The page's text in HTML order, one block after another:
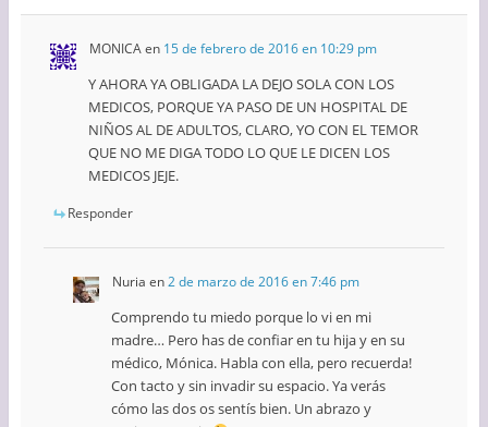
MONICAen 15 de febrero de 2016 en 10:29 pm
Y AHORA YA OBLIGADA LA DEJO SOLA CON LOS
MEDICOS, PORQUE YA PASO DE UN HOSPITAL DE
NIÑOS AL DE ADULTOS, CLARO, YO CON EL TEMOR
QUE NO ME DIGA TODO LO QUE LE DICEN LOS
MEDICOS JEJE.
Responder
Nuria en2 de marzo de 2016 en 7:46 pm
Comprendo tu miedo porque lo vi en mi
madre… Pero has de confiar en tu hija y en su
médico, Mónica. Habla con ella, pero recuerda!
Con tacto y sin invadir su espacio. Ya verás
cómo las dos os sentís bien. Un abrazo y